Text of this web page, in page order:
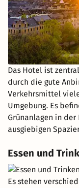
Das Hotel ist
durch die gute
Verkehrsmittel
Umgebung. Es
Grünanlagen in der
ausgiebigen
Essen und
Es stehen